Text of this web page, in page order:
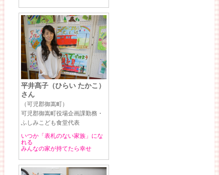
平井髙子（ひらい たかこ）
さん
（可児郡御嵩町）
可児郡御嵩町役場企画課勤務・
ふしみこども食堂代表
いつか「表札のない家族」にな
れる
みんなの家が持てたら幸せ